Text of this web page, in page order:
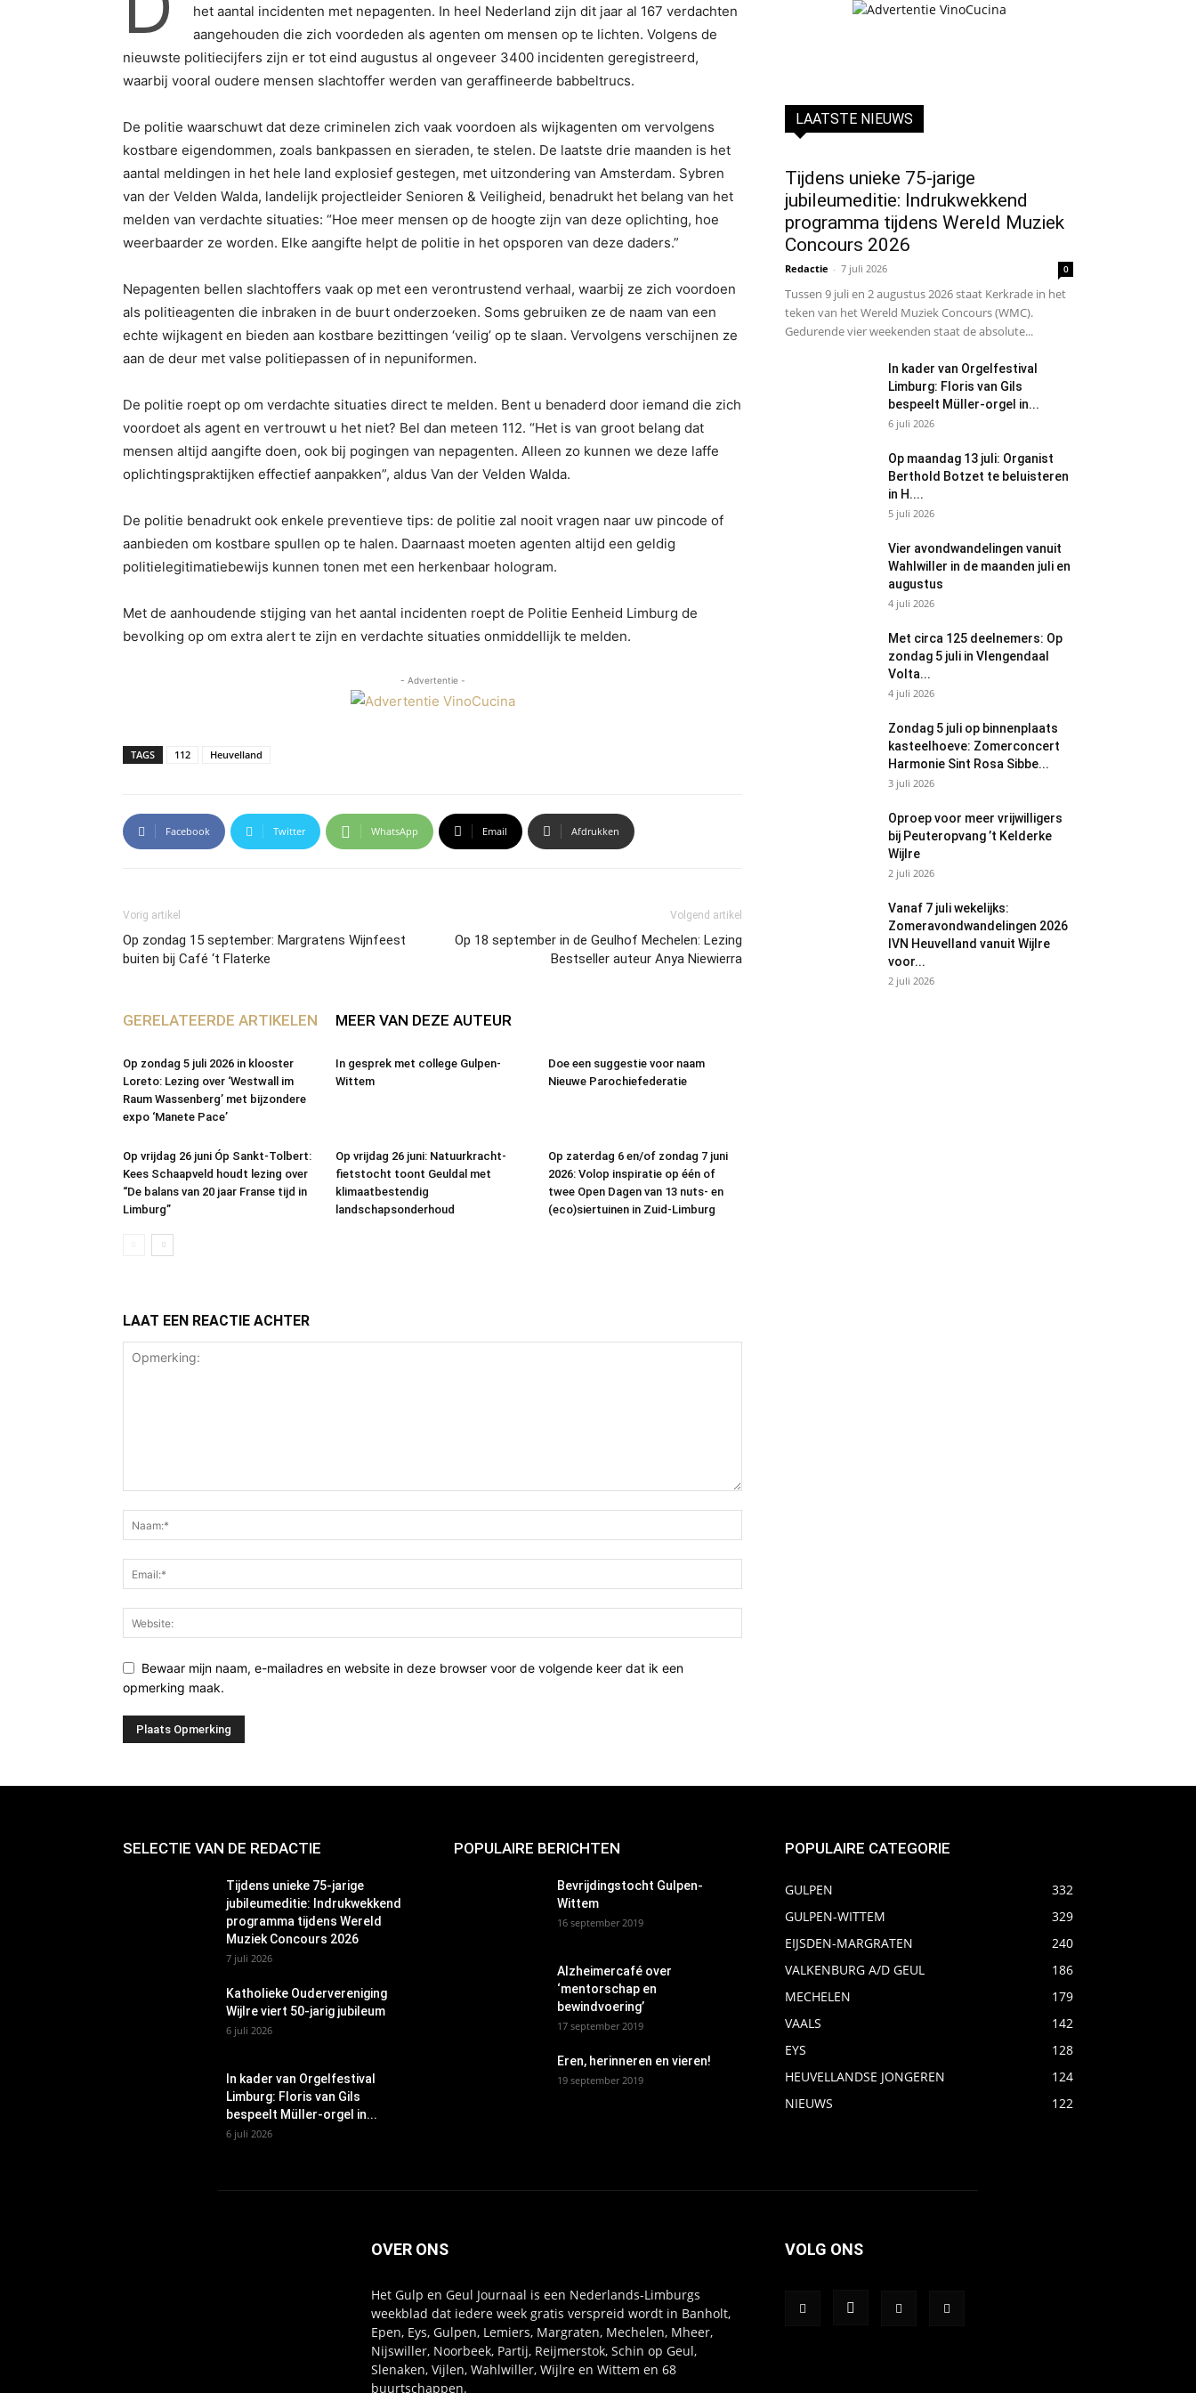
het aantal incidenten met nepagenten. In heel Nederland zijn dit jaar al 167 verdachten
aangehouden die zich voordeden als agenten om mensen op te lichten. Volgens de
nieuwste politiecijfers zijn er tot eind augustus al ongeveer 3400 incidenten geregistreerd,
waarbij vooral oudere mensen slachtoffer werden van geraffineerde babbeltrucs.
De politie waarschuwt dat deze criminelen zich vaak voordoen als wijkagenten om vervolgens
kostbare eigendommen, zoals bankpassen en sieraden, te stelen. De laatste drie maanden is het
aantal meldingen in het hele land explosief gestegen, met uitzondering van Amsterdam. Sybren
van der Velden Walda, landelijk projectleider Senioren & Veiligheid, benadrukt het belang van het
melden van verdachte situaties: “Hoe meer mensen op de hoogte zijn van deze oplichting, hoe
weerbaarder ze worden. Elke aangifte helpt de politie in het opsporen van deze daders.”
Nepagenten bellen slachtoffers vaak op met een verontrustend verhaal, waarbij ze zich voordoen
als politieagenten die inbraken in de buurt onderzoeken. Soms gebruiken ze de naam van een
echte wijkagent en bieden aan kostbare bezittingen ‘veilig’ op te slaan. Vervolgens verschijnen ze
aan de deur met valse politiepassen of in nepuniformen.
De politie roept op om verdachte situaties direct te melden. Bent u benaderd door iemand die zich
voordoet als agent en vertrouwt u het niet? Bel dan meteen 112. “Het is van groot belang dat
mensen altijd aangifte doen, ook bij pogingen van nepagenten. Alleen zo kunnen we deze laffe
oplichtingspraktijken effectief aanpakken”, aldus Van der Velden Walda.
De politie benadrukt ook enkele preventieve tips: de politie zal nooit vragen naar uw pincode of
aanbieden om kostbare spullen op te halen. Daarnaast moeten agenten altijd een geldig
politielegitimatiebewijs kunnen tonen met een herkenbaar hologram.
Met de aanhoudende stijging van het aantal incidenten roept de Politie Eenheid Limburg de
bevolking op om extra alert te zijn en verdachte situaties onmiddellijk te melden.
- Advertentie -
TAGS 112 Heuvelland
Facebook Twitter WhatsApp Email Afdrukken
Vorig artikel
Op zondag 15 september: Margratens Wijnfeest
buiten bij Café ‘t Flaterke
Volgend artikel
Op 18 september in de Geulhof Mechelen: Lezing
Bestseller auteur Anya Niewierra
GERELATEERDE ARTIKELEN MEER VAN DEZE AUTEUR
Op zondag 5 juli 2026 in klooster
Loreto: Lezing over ‘Westwall im
Raum Wassenberg’ met bijzondere
expo ‘Manete Pace’
In gesprek met college Gulpen-
Wittem
Doe een suggestie voor naam
Nieuwe Parochiefederatie
Op vrijdag 26 juni Óp Sankt-Tolbert:
Kees Schaapveld houdt lezing over
“De balans van 20 jaar Franse tijd in
Limburg”
Op vrijdag 26 juni: Natuurkracht-
fietstocht toont Geuldal met
klimaatbestendig
landschapsonderhoud
Op zaterdag 6 en/of zondag 7 juni
2026: Volop inspiratie op één of
twee Open Dagen van 13 nuts- en
(eco)siertuinen in Zuid-Limburg
LAAT EEN REACTIE ACHTER
Bewaar mijn naam, e-mailadres en website in deze browser voor de volgende keer dat ik een
opmerking maak.
LAATSTE NIEUWS
Tijdens unieke 75-jarige
jubileumeditie: Indrukwekkend
programma tijdens Wereld Muziek
Concours 2026
Redactie - 7 juli 2026 0
Tussen 9 juli en 2 augustus 2026 staat Kerkrade in het
teken van het Wereld Muziek Concours (WMC).
Gedurende vier weekenden staat de absolute...
In kader van Orgelfestival
Limburg: Floris van Gils
bespeelt Müller-orgel in...
6 juli 2026
Op maandag 13 juli: Organist
Berthold Botzet te beluisteren
in H....
5 juli 2026
Vier avondwandelingen vanuit
Wahlwiller in de maanden juli en
augustus
4 juli 2026
Met circa 125 deelnemers: Op
zondag 5 juli in Vlengendaal
Volta...
4 juli 2026
Zondag 5 juli op binnenplaats
kasteelhoeve: Zomerconcert
Harmonie Sint Rosa Sibbe...
3 juli 2026
Oproep voor meer vrijwilligers
bij Peuteropvang ’t Kelderke
Wijlre
2 juli 2026
Vanaf 7 juli wekelijks:
Zomeravondwandelingen 2026
IVN Heuvelland vanuit Wijlre
voor...
2 juli 2026
SELECTIE VAN DE REDACTIE
Tijdens unieke 75-jarige
jubileumeditie: Indrukwekkend
programma tijdens Wereld
Muziek Concours 2026
7 juli 2026
Katholieke Oudervereniging
Wijlre viert 50-jarig jubileum
6 juli 2026
In kader van Orgelfestival
Limburg: Floris van Gils
bespeelt Müller-orgel in...
6 juli 2026
POPULAIRE BERICHTEN
Bevrijdingstocht Gulpen-
Wittem
16 september 2019
Alzheimercafé over
‘mentorschap en
bewindvoering’
17 september 2019
Eren, herinneren en vieren!
19 september 2019
POPULAIRE CATEGORIE
GULPEN
332
GULPEN-WITTEM
329
EIJSDEN-MARGRATEN
240
VALKENBURG A/D GEUL
186
MECHELEN
179
VAALS
142
EYS
128
HEUVELLANDSE JONGEREN
124
NIEUWS
122
OVER ONS
Het Gulp en Geul Journaal is een Nederlands-Limburgs
weekblad dat iedere week gratis verspreid wordt in Banholt,
Epen, Eys, Gulpen, Lemiers, Margraten, Mechelen, Mheer,
Nijswiller, Noorbeek, Partij, Reijmerstok, Schin op Geul,
Slenaken, Vijlen, Wahlwiller, Wijlre en Wittem en 68
buurtschappen.
VOLG ONS